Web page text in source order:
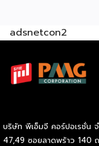
ทางการ เริ่มต้นเพียง
ก่อนตัดสินใจ จุดขาย
ตำรับ มาตรฐานเดีย
กล่องมีรสชาติสม่ำเสม
เน้นความเรียบง่ายแต่
adsnetcon2
บริษัท พีเอ็มจี คอร์ปอเรชั่น
47,49 ซอยลาดพร้าว 140